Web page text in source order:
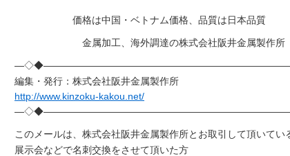
価格は中国・ベトナム価格、品質は日本品質
金属加工、海外調達の株式会社阪井金属製作所
編集・発行：株式会社阪井金属製作所
http://www.kinzoku-kakou.net/
このメールは、株式会社阪井金属製作所とお取引して頂いてい
展示会などで名刺交換をさせて頂いた方